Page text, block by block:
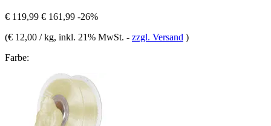
€ 119,99 € 161,99 -26%
(€ 12,00 / kg, inkl. 21% MwSt. - zzgl. Versand )
Farbe: